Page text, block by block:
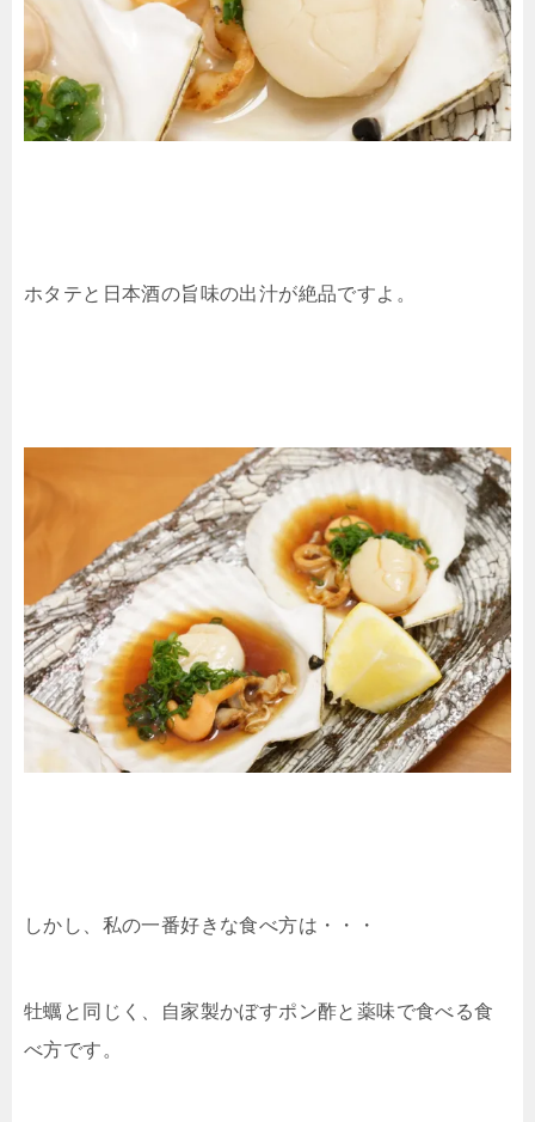
ホタテと日本酒の旨味の出汁が絶品ですよ。
しかし、私の一番好きな食べ方は・・・
牡蠣と同じく、自家製かぼすポン酢と薬味で食べる食
べ方です。